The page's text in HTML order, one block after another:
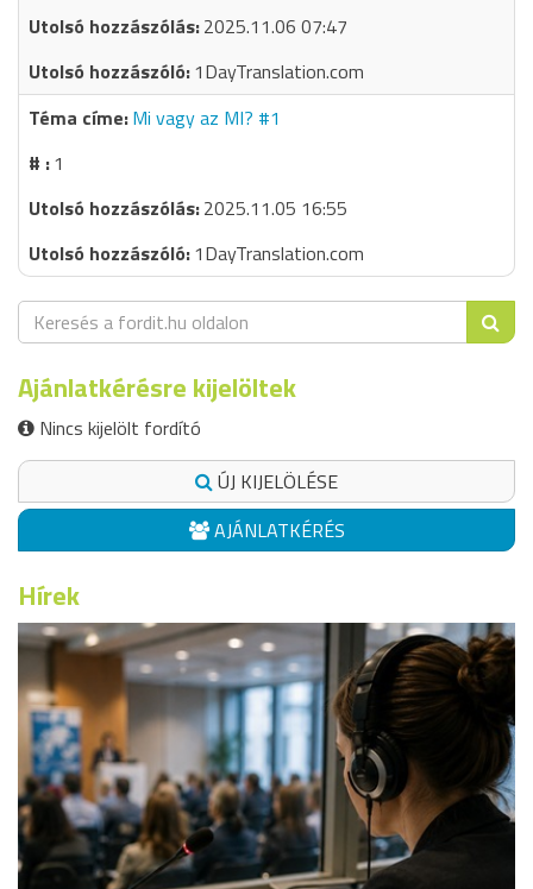
2025.11.06 07:47
1DayTranslation.com
Mi vagy az MI? #1
1
2025.11.05 16:55
1DayTranslation.com
Ajánlatkérésre kijelöltek
Nincs kijelölt fordító
ÚJ KIJELÖLÉSE
AJÁNLATKÉRÉS
Hírek